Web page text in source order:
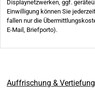
Auffrischung & Vertiefung